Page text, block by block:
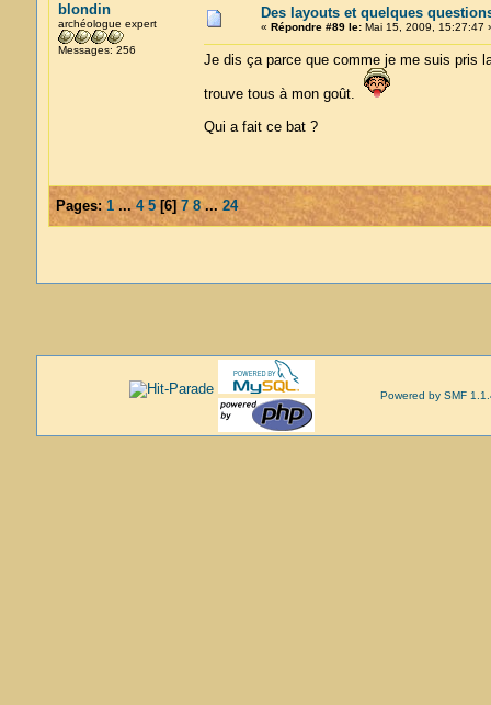
blondin
archéologue expert
Messages: 256
Des layouts et quelques
« Répondre #89 le:Mai 15, 2009, 15:27:47
Je dis ça parce que comme je me suis pris
trouve tous à mon goût.
Qui a fait ce bat ?
Pages: 1 ...4 5[6] 7 8 ... 24
Powered by SMF